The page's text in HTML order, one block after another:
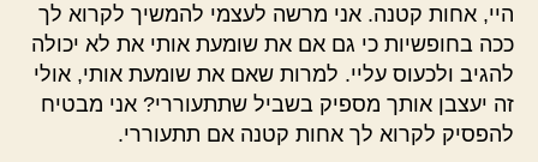
היי, אחות קטנה. אני מרשה לעצמי להמשיך לקרוא לך
ככה בחופשיות כי גם אם את שומעת אותי את לא יכולה
להגיב ולכעוס עליי. למרות שאם את שומעת אותי, אולי
זה יעצבן אותך מספיק בשביל שתתעוררי? אני מבטיח
להפסיק לקרוא לך אחות קטנה אם תתעוררי.